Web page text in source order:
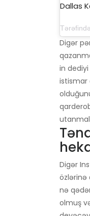
Dallas
Digər
in
istismar
Digər
özlərinə
nə
olmuş